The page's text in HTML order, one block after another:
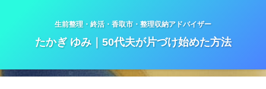
生前整理・終活・香取市・整理収納アドバイザー
たかぎ ゆみ｜50代夫が片づけ始めた方法